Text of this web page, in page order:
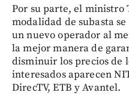
Por su parte, el ministro
modalidad de subasta
un nuevo operador al
la mejor manera de
disminuir los precios de
interesados aparecen
DirecTV, ETB y Avantel.